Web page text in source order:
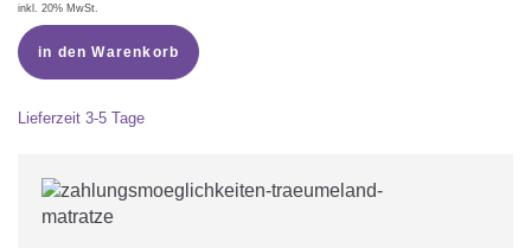
inkl. 20% MwSt.
in den Warenkorb
Lieferzeit 3-5 Tage